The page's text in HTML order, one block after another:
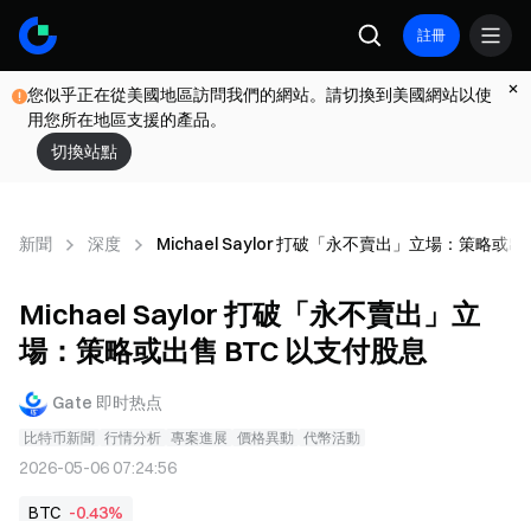
註冊
您似乎正在從美國地區訪問我們的網站。請切換到美國網站以使
用您所在地區支援的產品。
切換站點
新聞 深度 Michael Saylor 打破「永不賣出」立場：策略或出
Michael Saylor 打破「永不賣出」立
場：策略或出售 BTC 以支付股息
Gate 即时热点
比特币新聞 行情分析 專案進展 價格異動 代幣活動
2026-05-06 07:24:56
BTC -0.43%